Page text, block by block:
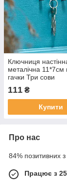
Ключниця
металічна 11*7см
гачки Три сови
111 ₴
Купити
Про нас
84% позитивних з
Працює з